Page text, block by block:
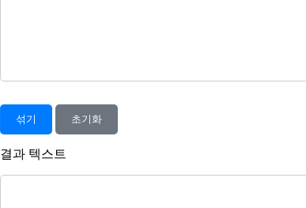
섞기 초기화
결과 텍스트